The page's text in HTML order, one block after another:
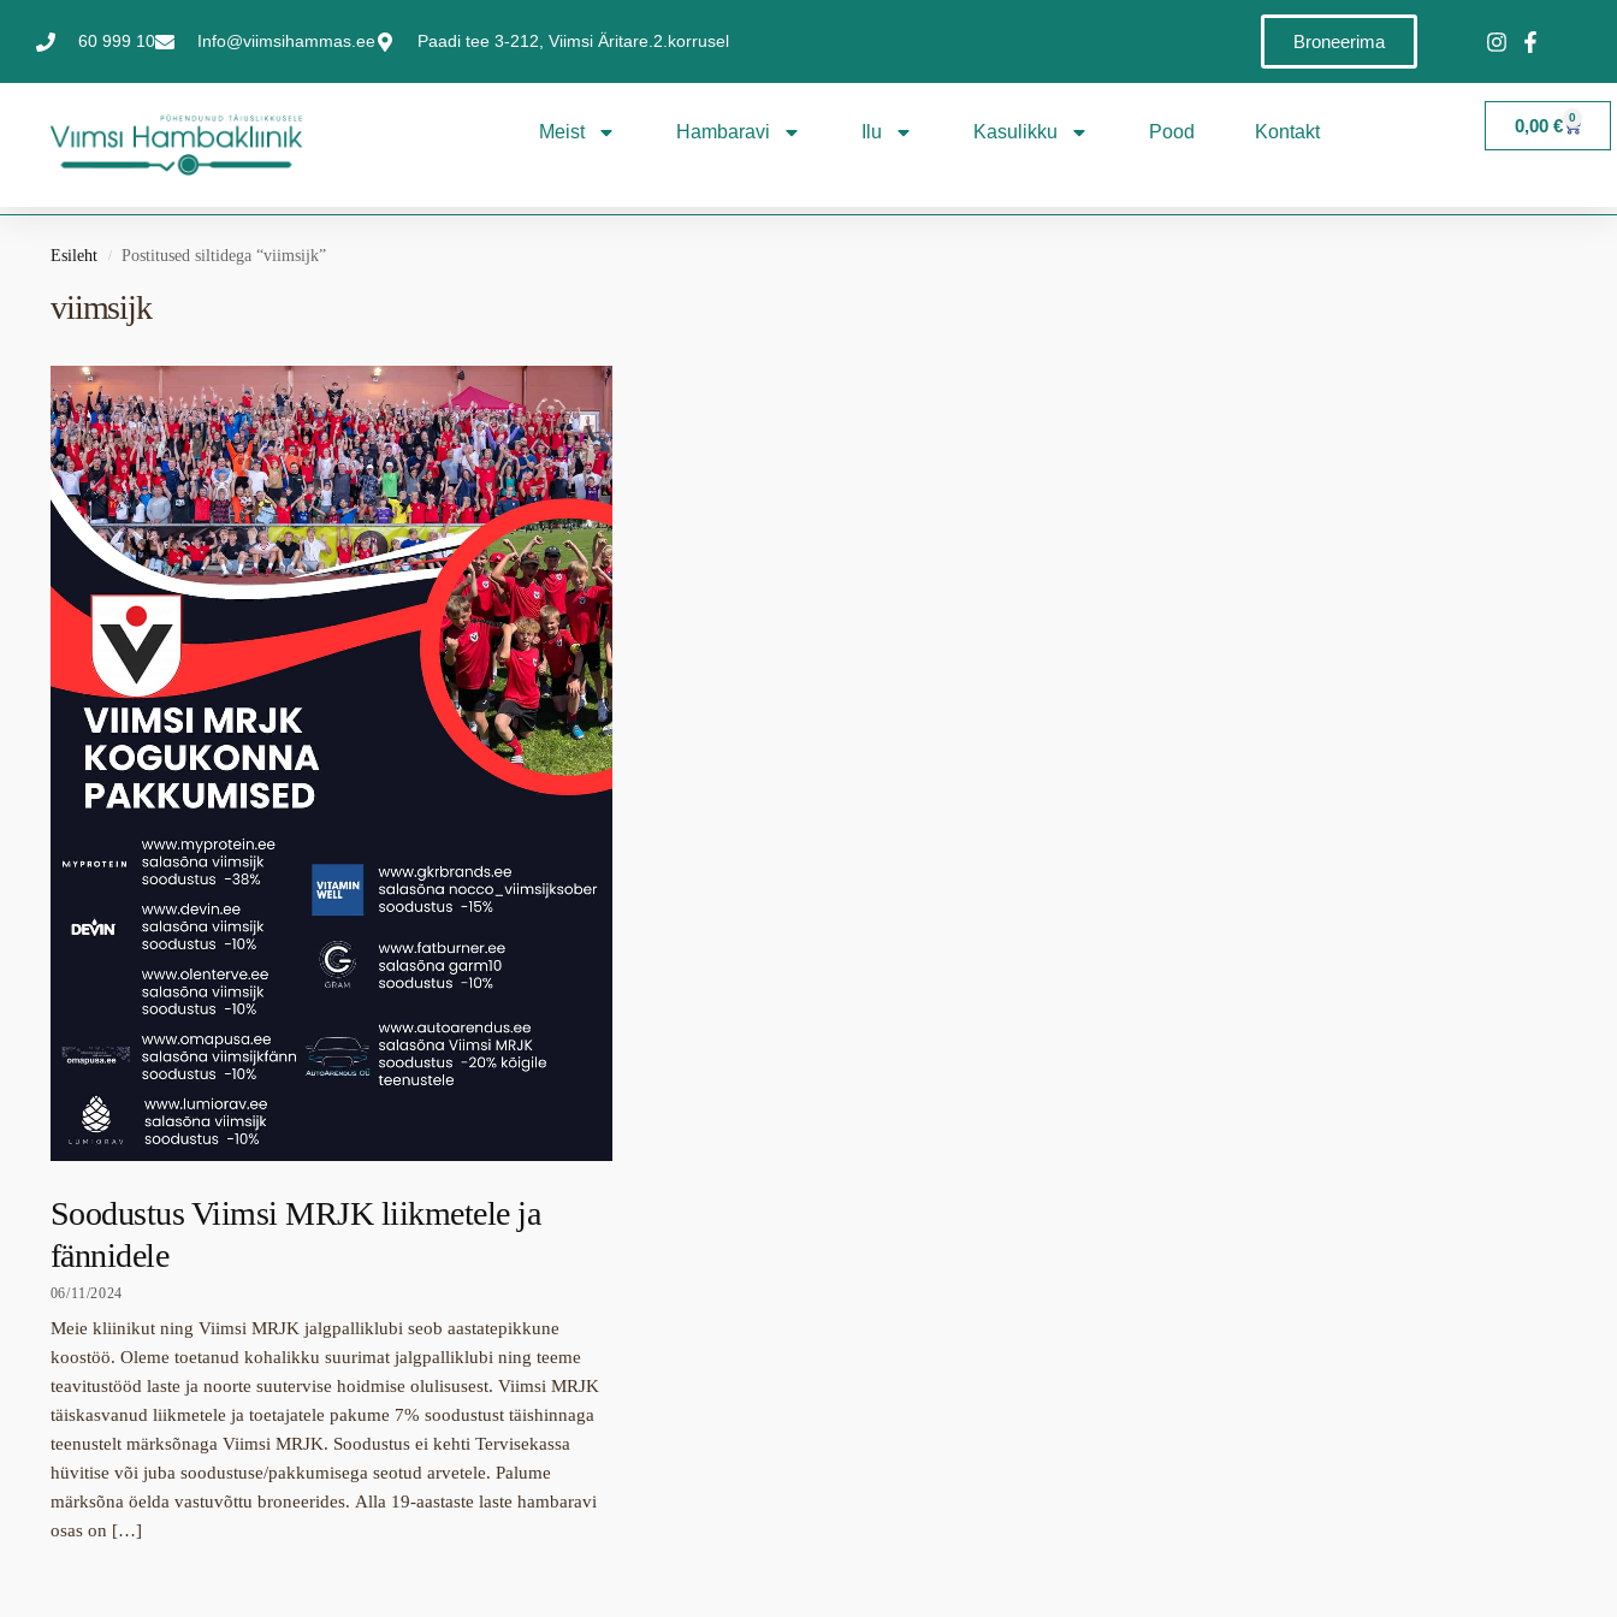
60 999 10 Info@viimsihammas.ee Paadi tee 3-212, Viimsi Äritare.2.korrusel Broneerima
Meist Hambaravi Ilu Kasulikku Pood Kontakt 0,00€ 0
Esileht / Postitused siltidega “viimsijk”
viimsijk
Soodustus Viimsi MRJK liikmetele ja
fännidele
06/11/2024
Meie kliinikut ning Viimsi MRJK jalgpalliklubi seob aastatepikkune
koostöö. Oleme toetanud kohalikku suurimat jalgpalliklubi ning teeme
teavitustööd laste ja noorte suutervise hoidmise olulisusest. Viimsi MRJK
täiskasvanud liikmetele ja toetajatele pakume 7% soodustust täishinnaga
teenustelt märksõnaga Viimsi MRJK. Soodustus ei kehti Tervisekassa
hüvitise või juba soodustuse/pakkumisega seotud arvetele. Palume
märksõna öelda vastuvõttu broneerides. Alla 19-aastaste laste hambaravi
osas on […]